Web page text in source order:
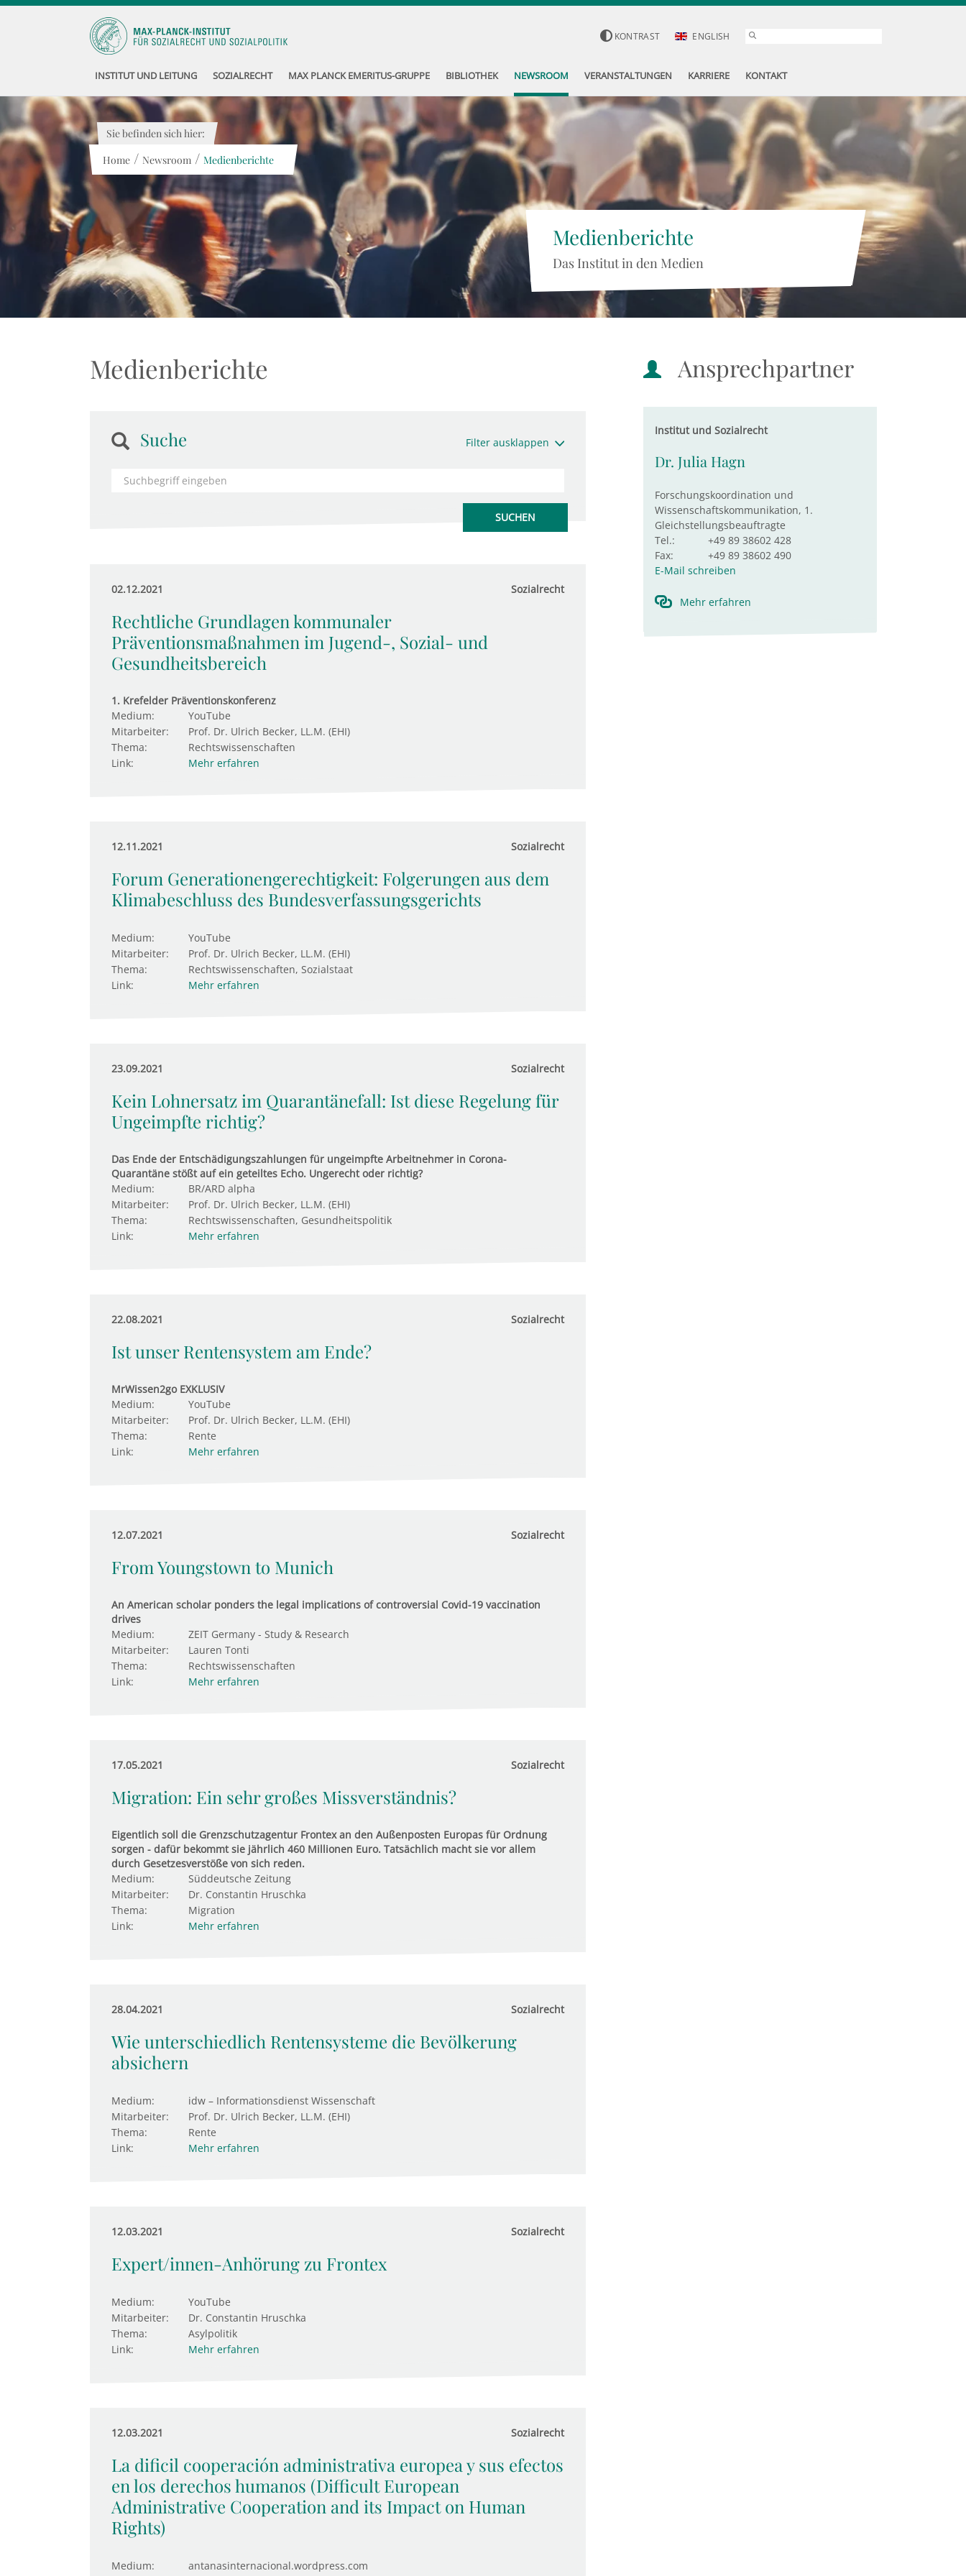
KONTRAST ENGLISH
INSTITUT UND LEITUNG SOZIALRECHT MAX PLANCK EMERITUS-GRUPPE BIBLIOTHEK NEWSROOM VERANSTALTUNGEN KARRIERE KONTAKT
Medienberichte
Das Institut in den Medien
Sie befinden sich hier:
Home / Newsroom / Medienberichte
Medienberichte
Suche Filter ausklappen
02.12.2021 Sozialrecht
Rechtliche Grundlagen kommunaler
Präventionsmaßnahmen im Jugend-, Sozial- und
Gesundheitsbereich
1. Krefelder Präventionskonferenz
Medium:
YouTube
Mitarbeiter:
Prof. Dr. Ulrich Becker, LL.M. (EHI)
Thema:
Rechtswissenschaften
Link:
Mehr erfahren
12.11.2021 Sozialrecht
Forum Generationengerechtigkeit: Folgerungen aus dem
Klimabeschluss des Bundesverfassungsgerichts
Medium:
YouTube
Mitarbeiter:
Prof. Dr. Ulrich Becker, LL.M. (EHI)
Thema:
Rechtswissenschaften, Sozialstaat
Link:
Mehr erfahren
23.09.2021 Sozialrecht
Kein Lohnersatz im Quarantänefall: Ist diese Regelung für
Ungeimpfte richtig?
Das Ende der Entschädigungszahlungen für ungeimpfte Arbeitnehmer in Corona-
Quarantäne stößt auf ein geteiltes Echo. Ungerecht oder richtig?
Medium:
BR/ARD alpha
Mitarbeiter:
Prof. Dr. Ulrich Becker, LL.M. (EHI)
Thema:
Rechtswissenschaften, Gesundheitspolitik
Link:
Mehr erfahren
22.08.2021 Sozialrecht
Ist unser Rentensystem am Ende?
MrWissen2go EXKLUSIV
Medium:
YouTube
Mitarbeiter:
Prof. Dr. Ulrich Becker, LL.M. (EHI)
Thema:
Rente
Link:
Mehr erfahren
12.07.2021 Sozialrecht
From Youngstown to Munich
An American scholar ponders the legal implications of controversial Covid-19 vaccination
drives
Medium:
ZEIT Germany - Study & Research
Mitarbeiter:
Lauren Tonti
Thema:
Rechtswissenschaften
Link:
Mehr erfahren
17.05.2021 Sozialrecht
Migration: Ein sehr großes Missverständnis?
Eigentlich soll die Grenzschutzagentur Frontex an den Außenposten Europas für Ordnung
sorgen - dafür bekommt sie jährlich 460 Millionen Euro. Tatsächlich macht sie vor allem
durch Gesetzesverstöße von sich reden.
Medium:
Süddeutsche Zeitung
Mitarbeiter:
Dr. Constantin Hruschka
Thema:
Migration
Link:
Mehr erfahren
28.04.2021 Sozialrecht
Wie unterschiedlich Rentensysteme die Bevölkerung
absichern
Medium:
idw – Informationsdienst Wissenschaft
Mitarbeiter:
Prof. Dr. Ulrich Becker, LL.M. (EHI)
Thema:
Rente
Link:
Mehr erfahren
12.03.2021 Sozialrecht
Expert/innen-Anhörung zu Frontex
Medium:
YouTube
Mitarbeiter:
Dr. Constantin Hruschka
Thema:
Asylpolitik
Link:
Mehr erfahren
12.03.2021 Sozialrecht
La dificil cooperación administrativa europea y sus efectos
en los derechos humanos (Difficult European
Administrative Cooperation and its Impact on Human
Rights)
Medium:
antanasinternacional.wordpress.com
Ansprechpartner
Institut und Sozialrecht
Dr. Julia Hagn
Forschungskoordination und
Wissenschaftskommunikation, 1.
Gleichstellungsbeauftragte
Tel.:
+49 89 38602 428
Fax:
+49 89 38602 490
E-Mail schreiben
Mehr erfahren